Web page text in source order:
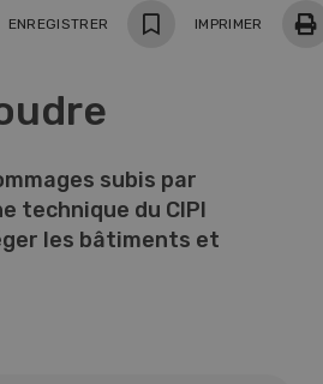
ENREGISTRER IMPRIMER
subis par
technique du CIPI
les bâtiments et